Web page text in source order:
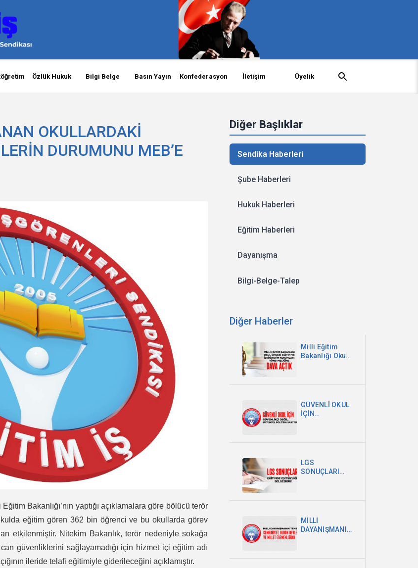
Özlük Hukuk Bilgi Belge Basın Yayın Konfederasyon İletişim Üyelik
Diğer Başlıklar
Sendika Haberleri
Şube Haberleri
Hukuk Haberleri
Eğitim Haberleri
Dayanışma
Bilgi-Belge-Talep
Diğer Haberler
Milli Eğitim
Bakanlığı Okul
Dava Açtık
GÜVENLİ OKUL
İÇİN
ŞARTTIR
LGS
SONUÇLARI
MİLLİ
DAYANIŞMANIN
OKULLARDAKİ
DURUMUNU MEB’E
Bakanlığı’nın yaptığı açıklamalara göre bölücü terör
eğitim gören 362 bin öğrenci ve bu okullarda görev
etkilenmiştir. Nitekim Bakanlık, terör nedeniyle sokağa
güvenliklerini sağlayamadığı için hizmet içi eğitim adı
ileride telafi eğitimiyle giderileceğini açıklamıştır.